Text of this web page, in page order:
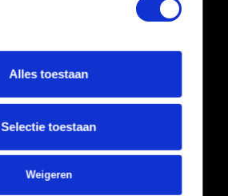
Alles toestaan
Selectie toestaan
Weigeren